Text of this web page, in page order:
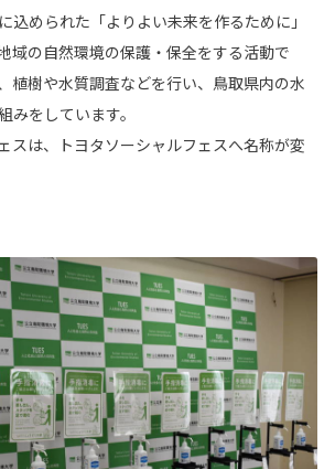
込められた「よりよい未来を作るために」
域の自然環境の保護・保全をする活動で
植樹や水質調査などを行い、鳥取県内の水
みをしています。
スは、トヨタソーシャルフェスへ名称が変